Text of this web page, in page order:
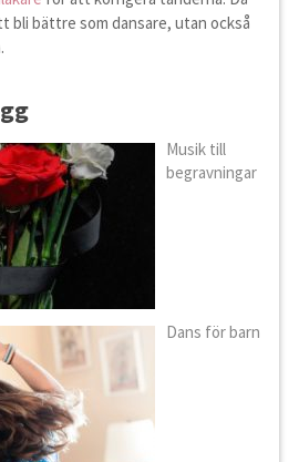
bli bättre som dansare, utan också
Musik till
begravningar
Dans för barn